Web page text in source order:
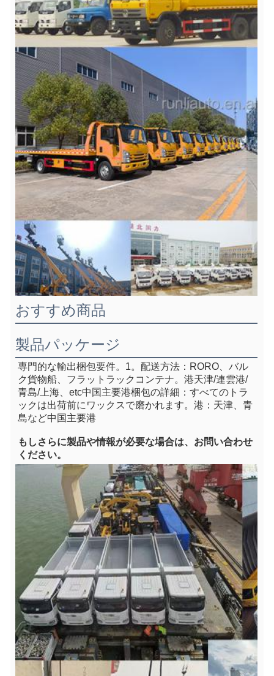
おすすめ商品
製品パッケージ
専門的な輸出梱包要件。1。 配送方法：RORO、バル
ク貨物船、フラットラックコンテナ。港天津/連雲港/
青島/上海、etc中国主要港梱包の詳細：すべてのトラ
ックは出荷前にワックスで磨かれます。港：天津、青
島など中国主要港
もし さらに製品や情報が必要な場合は、お問い合わせ
ください。